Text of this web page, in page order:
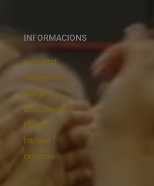
INFORMACIONS
Actualitat
Inscripcions
Botiga
Documentació
Playoff
Intranet
Contacte